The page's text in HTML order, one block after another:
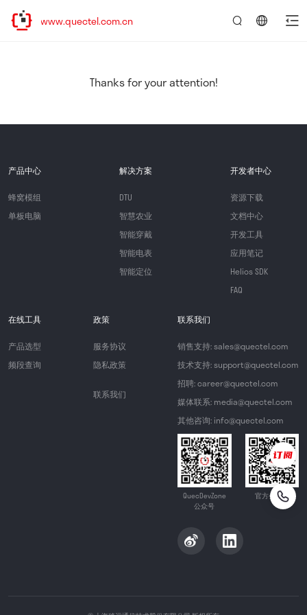
https://www.quectel.com.cn
Thanks for your attention!
产品中心
蜂窝模组
单板电脑
解决方案
DTU
智慧农业
智能穿戴
智能电表
智能定位
开发者中心
资源下载
文档中心
开发工具
应用笔记
Helios SDK
FAQ
在线工具
产品选型
频段查询
政策
服务协议
隐私政策
联系我们
联系我们
销售支持: sales@quectel.com
技术支持: support@quectel.com
招聘: career@quectel.com
媒体联系: media@quectel.com
其他咨询: info@quectel.com
QuecDevZone
公众号
官方公众号